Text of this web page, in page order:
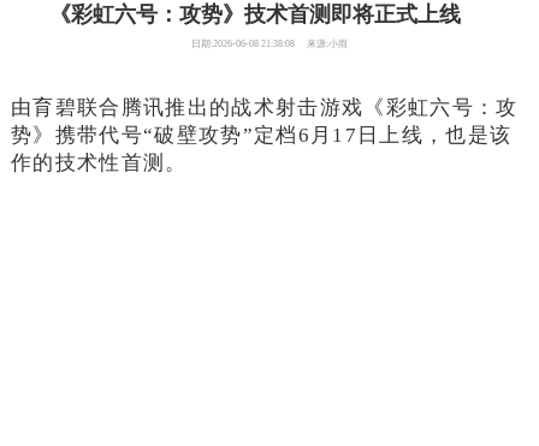
《彩虹六号：攻势》技术首测即将正式上线
日期:2026-06-08 21:38:08 来源:小雨
由育碧联合腾讯推出的战术射击游戏《彩虹六号：攻
势》携带代号“破壁攻势”定档6月17日上线，也是该
作的技术性首测。